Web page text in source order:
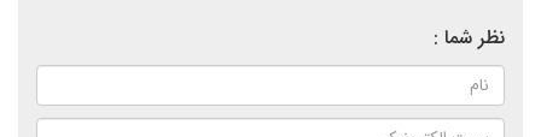
نظر شما :